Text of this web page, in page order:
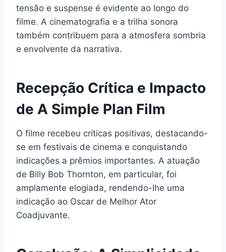
tensão e suspense é evidente ao longo do
filme. A cinematografia e a trilha sonora
também contribuem para a atmosfera sombria
e envolvente da narrativa.
Recepção Crítica e Impacto
de A Simple Plan Film
O filme recebeu críticas positivas, destacando-
se em festivais de cinema e conquistando
indicações a prêmios importantes. A atuação
de Billy Bob Thornton, em particular, foi
amplamente elogiada, rendendo-lhe uma
indicação ao Oscar de Melhor Ator
Coadjuvante.